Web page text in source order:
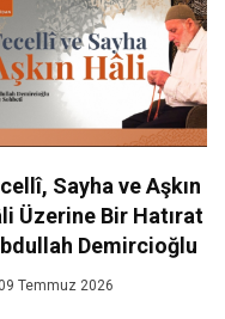
Sayha ve Aşkın
Üzerine Bir Hatırat
Demircioğlu
Temmuz 2026